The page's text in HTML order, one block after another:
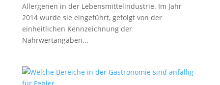
Allergenen in der Lebensmittelindustrie. Im Jahr
2014 wurde sie eingeführt, gefolgt von der
einheitlichen Kennzeichnung der
Nährwertangaben...